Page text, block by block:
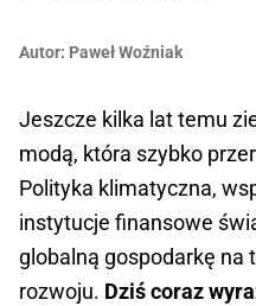
Autor: Paweł Woźniak
Jeszcze kilka lat temu
modą, która szybko
Polityka klimatyczna,
instytucje finansowe
globalną gospodarkę na
rozwoju. Dziś coraz